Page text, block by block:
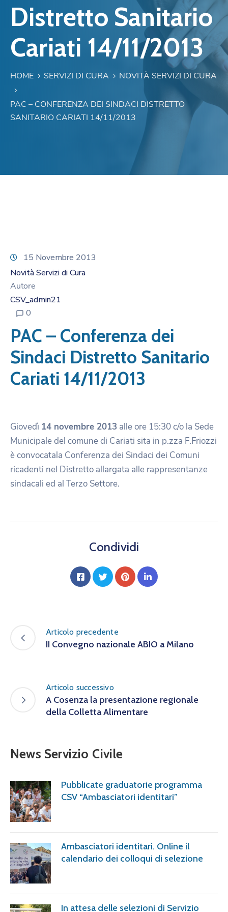
Distretto Sanitario
Cariati 14/11/2013
HOME SERVIZI DI CURA NOVITÀ SERVIZI DI CURA
PAC – CONFERENZA DEI SINDACI DISTRETTO
SANITARIO CARIATI 14/11/2013
15 Novembre 2013
Novità Servizi di Cura
Autore
CSV_admin21
0
PAC – Conferenza dei
Sindaci Distretto Sanitario
Cariati 14/11/2013
Giovedì 14 novembre 2013 alle ore 15:30 c/o la Sede
Municipale del comune di Cariati sita in p.zza F.Friozzi
è convocatala Conferenza dei Sindaci dei Comuni
ricadenti nel Distretto allargata alle rappresentanze
sindacali ed al Terzo Settore.
Condividi
Articolo precedente
II Convegno nazionale ABIO a Milano
Articolo successivo
A Cosenza la presentazione regionale
della Colletta Alimentare
News Servizio Civile
Pubblicate graduatorie programma
CSV “Ambasciatori identitari”
Ambasciatori identitari. Online il
calendario dei colloqui di selezione
In attesa delle selezioni di Servizio